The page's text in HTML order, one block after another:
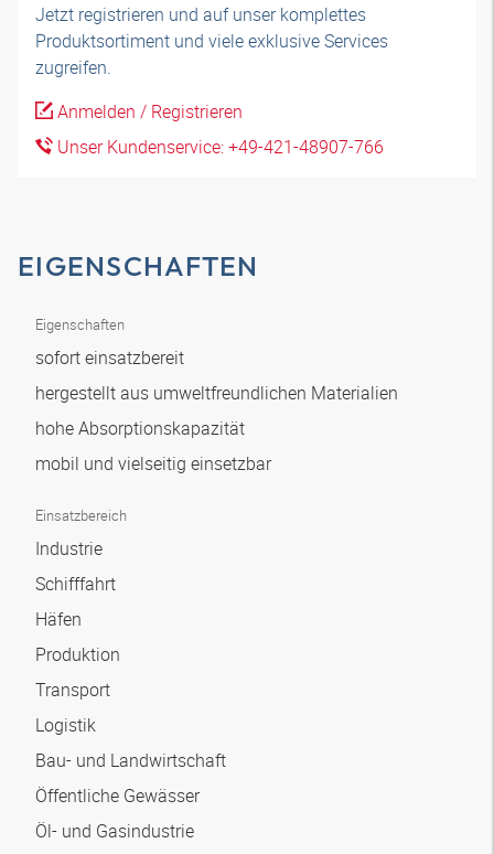
Jetzt registrieren und auf unser komplettes
Produktsortiment und viele exklusive Services
zugreifen.
Anmelden / Registrieren
Unser Kundenservice: +49-421-48907-766
EIGENSCHAFTEN
Eigenschaften
sofort einsatzbereit
hergestellt aus umweltfreundlichen Materialien
hohe Absorptionskapazität
mobil und vielseitig einsetzbar
Einsatzbereich
Industrie
Schifffahrt
Häfen
Produktion
Transport
Logistik
Bau- und Landwirtschaft
Öffentliche Gewässer
Öl- und Gasindustrie